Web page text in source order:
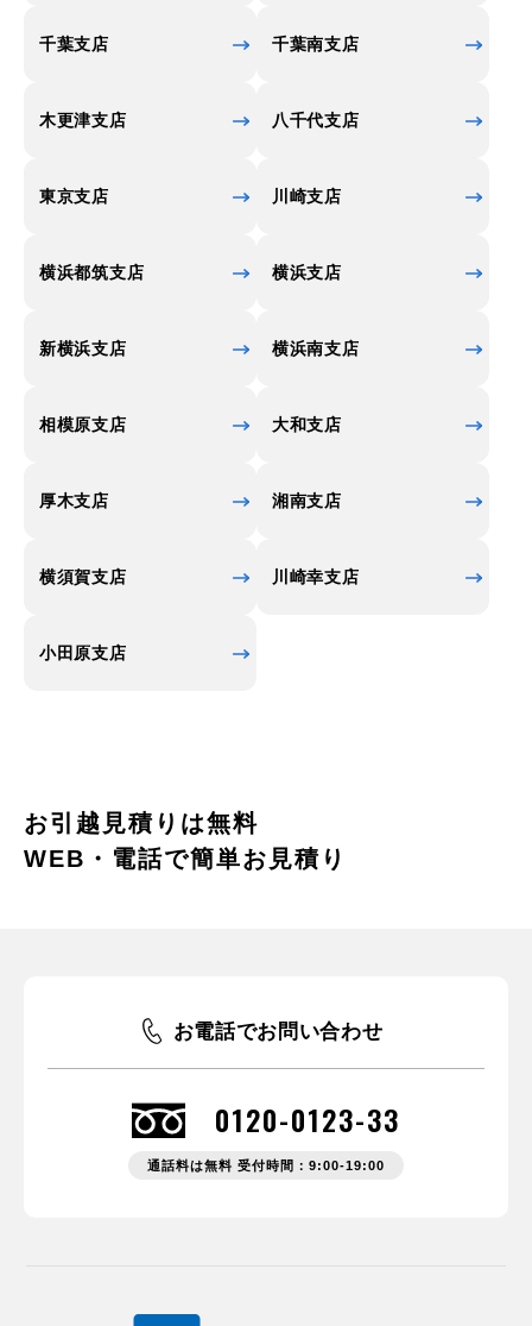
千葉支店 千葉南支店
木更津支店 八千代支店
東京支店 川崎支店
横浜都筑支店 横浜支店
新横浜支店 横浜南支店
相模原支店 大和支店
厚木支店 湘南支店
横須賀支店 川崎幸支店
小田原支店
お引越見積りは無料
WEB・電話で簡単お見積り
お電話でお問い合わせ
0120-0123-33
通話料は無料 受付時間：9:00-19:00